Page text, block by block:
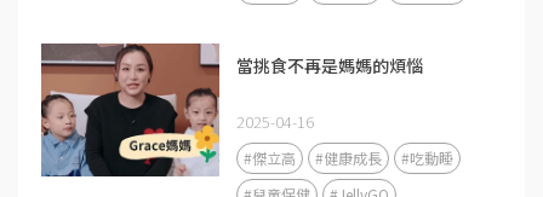
當挑食不再是媽媽的煩惱
2025-04-16
#傑立高 #健康成長
#吃動睡